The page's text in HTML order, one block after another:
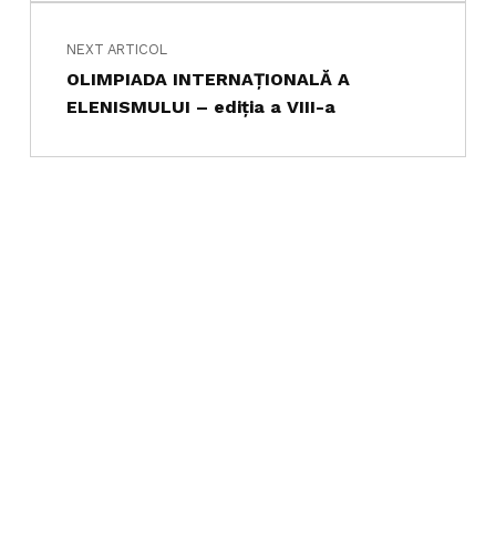
NEXT ARTICOL
OLIMPIADA INTERNAȚIONALĂ A
ELENISMULUI – ediția a VIII-a